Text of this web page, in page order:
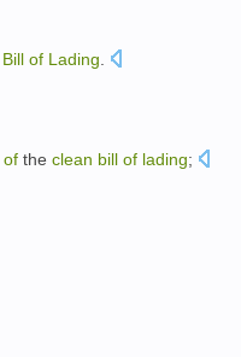
Bill of Lading.
of the clean bill of lading;